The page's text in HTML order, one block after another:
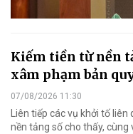
Kiếm tiền từ nền
xâm phạm bản
07/08/2026 11:30
Liên tiếp các vụ khởi tố
nền tảng số cho thấy,